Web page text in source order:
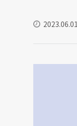
2023.06.01